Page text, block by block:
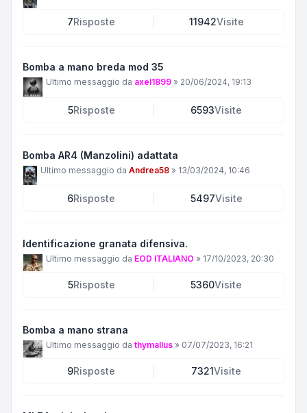
7Risposte 11942Visite
Bomba a mano breda mod 35
Ultimo messaggio da axel1899 » 20/06/2024, 19:13
5Risposte 6593Visite
Bomba AR4 (Manzolini) adattata
Ultimo messaggio da Andrea58 » 13/03/2024, 10:46
6Risposte 5497Visite
Identificazione granata difensiva.
Ultimo messaggio da EOD ITALIANO » 17/10/2023, 20:30
5Risposte 5360Visite
Bomba a mano strana
Ultimo messaggio da thymallus » 07/07/2023, 16:21
9Risposte 7321Visite